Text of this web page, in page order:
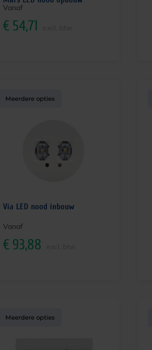
Vanaf
€ 54,71
Meerdere opties
Via LED nood inbouw
Vanaf
€ 93,88
Meerdere opties